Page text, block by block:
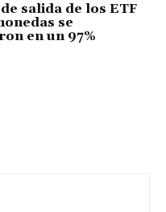
salida de los ETF
se
en un 97%